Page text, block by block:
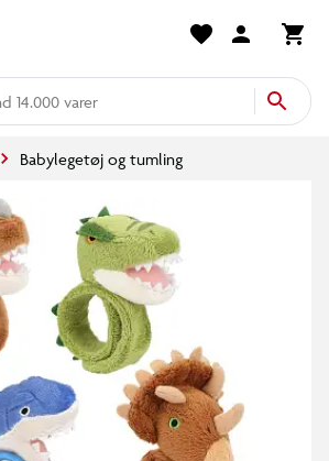
14.000 varer
Babylegetøj og tumling